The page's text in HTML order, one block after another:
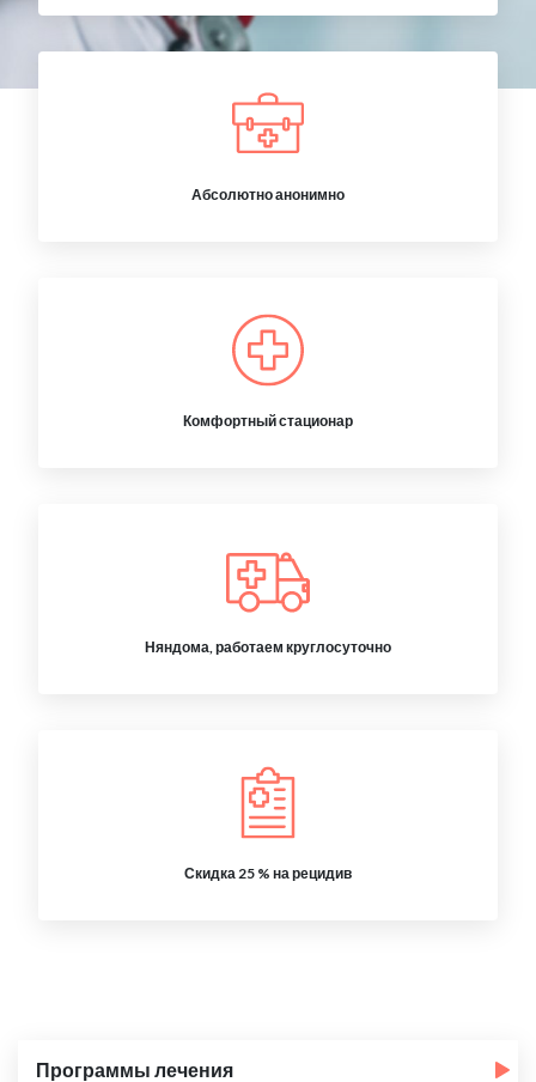
Абсолютно анонимно
Комфортный стационар
Няндома, работаем круглосуточно
Скидка 25 % на рецидив
Программы лечения